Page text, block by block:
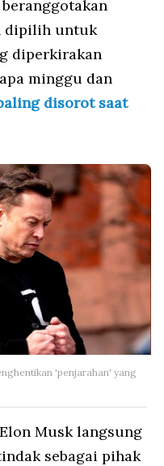
dipilih untuk
diperkirakan
minggu dan
disorot saat
'penjarahan' yang
Musk langsung
sebagai pihak